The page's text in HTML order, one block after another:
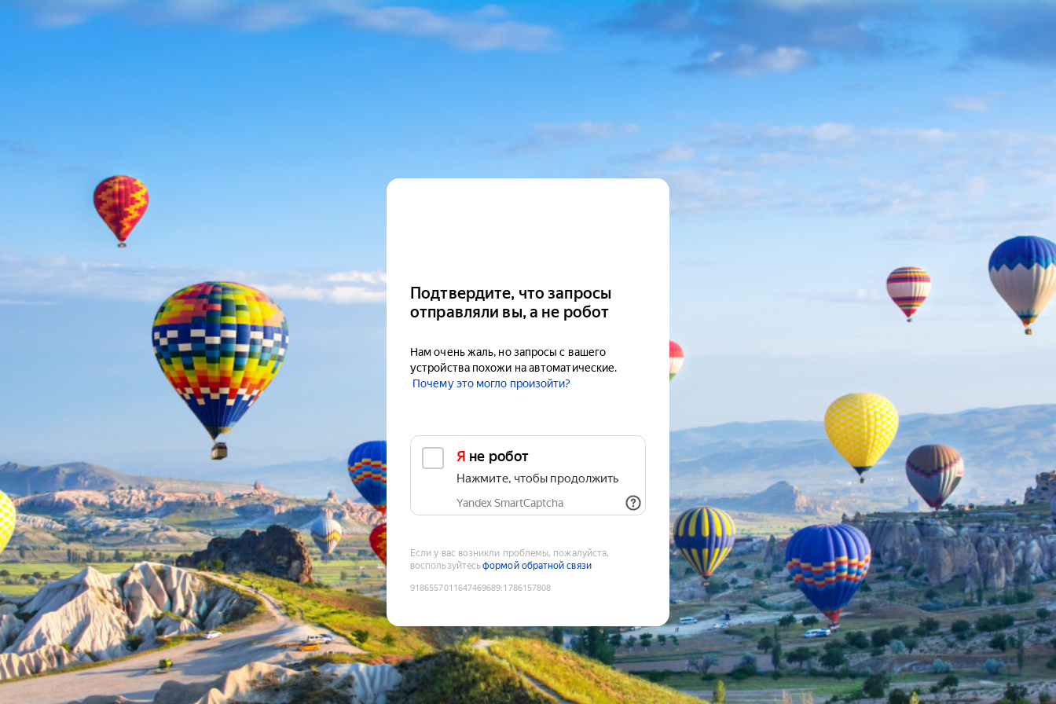
Подтвердите, что запросы
отправляли вы, а не робот
Нам очень жаль, но запросы с вашего
устройства похожи на автоматические.
Почему это могло произойти?
Я не робот
Нажмите, чтобы продолжить
Yandex SmartCaptcha
Если у вас возникли проблемы, пожалуйста,
воспользуйтесьформой обратной связи
9186557011647469689:1786157808